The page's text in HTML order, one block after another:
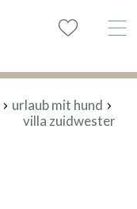
urlaub mit hund
villa zuidwester